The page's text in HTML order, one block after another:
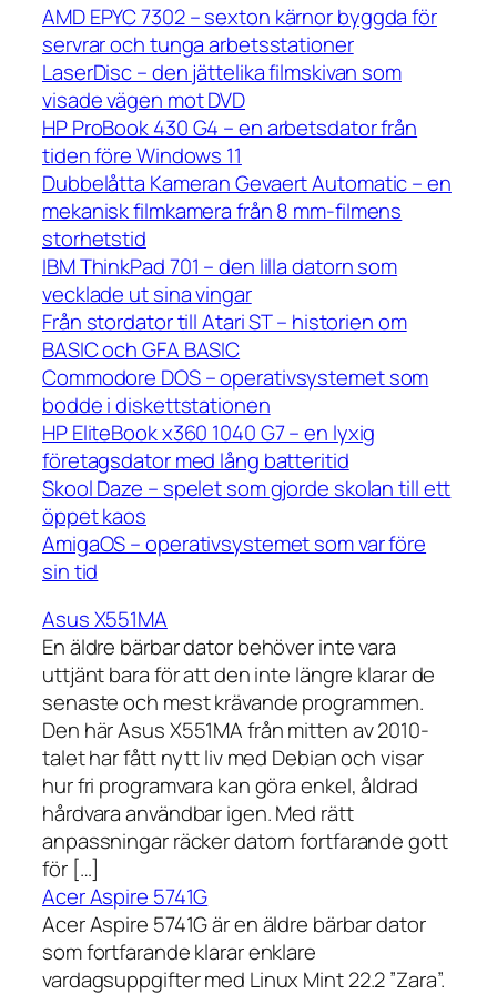
AMD EPYC 7302 – sexton kärnor byggda för
servrar och tunga arbetsstationer
LaserDisc – den jättelika filmskivan som
visade vägen mot DVD
HP ProBook 430 G4 – en arbetsdator från
tiden före Windows 11
Dubbelåtta Kameran Gevaert Automatic – en
mekanisk filmkamera från 8 mm-filmens
storhetstid
IBM ThinkPad 701 – den lilla datorn som
vecklade ut sina vingar
Från stordator till Atari ST – historien om
BASIC och GFA BASIC
Commodore DOS – operativsystemet som
bodde i diskettstationen
HP EliteBook x360 1040 G7 – en lyxig
företagsdator med lång batteritid
Skool Daze – spelet som gjorde skolan till ett
öppet kaos
AmigaOS – operativsystemet som var före
sin tid
Asus X551MA
En äldre bärbar dator behöver inte vara
uttjänt bara för att den inte längre klarar de
senaste och mest krävande programmen.
Den här Asus X551MA från mitten av 2010-
talet har fått nytt liv med Debian och visar
hur fri programvara kan göra enkel, åldrad
hårdvara användbar igen. Med rätt
anpassningar räcker datorn fortfarande gott
för […]
Acer Aspire 5741G
Acer Aspire 5741G är en äldre bärbar dator
som fortfarande klarar enklare
vardagsuppgifter med Linux Mint 22.2 ”Zara”.